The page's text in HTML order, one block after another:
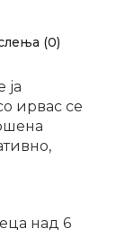
(0)
ирвас се
над 6